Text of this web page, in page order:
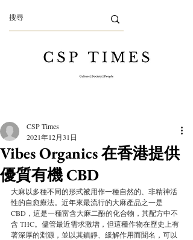
Vibes Organics 在香港提供
優質有機 CBD
CSP Times
2021年12月31日
大麻以多種不同的形式被用作一種自然的、非精神活
性的自愈療法。近年來最流行的大麻產品之一是
CBD，這是一種富含大麻二酚的化合物，其配方中不
含 THC。儘管最近需求激增，但這種作物在歷史上有
著深厚的淵源，並以其鎮靜、緩解作用而聞名，可以